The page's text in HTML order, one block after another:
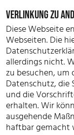
VERLINKUNG ZU
Diese Webseite
Webseiten. Die
allerdings nicht.
zu besuchen,
Datenschutz, die
und die
erhalten. Wir
ausgehende
haftbar gemacht